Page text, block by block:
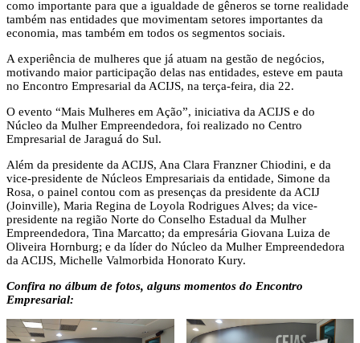
como importante para que a igualdade de gêneros se torne realidade
também nas entidades que movimentam setores importantes da
economia, mas também em todos os segmentos sociais.
A experiência de mulheres que já atuam na gestão de negócios,
motivando maior participação delas nas entidades, esteve em pauta
no Encontro Empresarial da ACIJS, na terça-feira, dia 22.
O evento “Mais Mulheres em Ação”, iniciativa da ACIJS e do
Núcleo da Mulher Empreendedora, foi realizado no Centro
Empresarial de Jaraguá do Sul.
Além da presidente da ACIJS, Ana Clara Franzner Chiodini, e da
vice-presidente de Núcleos Empresariais da entidade, Simone da
Rosa, o painel contou com as presenças da presidente da ACIJ
(Joinville), Maria Regina de Loyola Rodrigues Alves; da vice-
presidente na região Norte do Conselho Estadual da Mulher
Empreendedora, Tina Marcatto; da empresária Giovana Luiza de
Oliveira Hornburg; e da líder do Núcleo da Mulher Empreendedora
da ACIJS, Michelle Valmorbida Honorato Kury.
Confira no álbum de fotos, alguns momentos do Encontro
Empresarial: